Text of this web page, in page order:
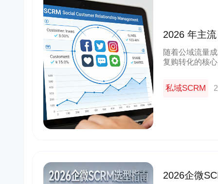
2026 年主
顶榜首 + 私
随着公域流量
复购转化的核
私域SCRM
2026企微
良品铺子
企业微信+视频号打造公私域联动，赋
1800w+
私域用户
210w+
社群用户
更多案例
帮助茂业百货搭建了企微+社群+小
5w+
三个月获客
2000w+
私域连带业绩
更多案例